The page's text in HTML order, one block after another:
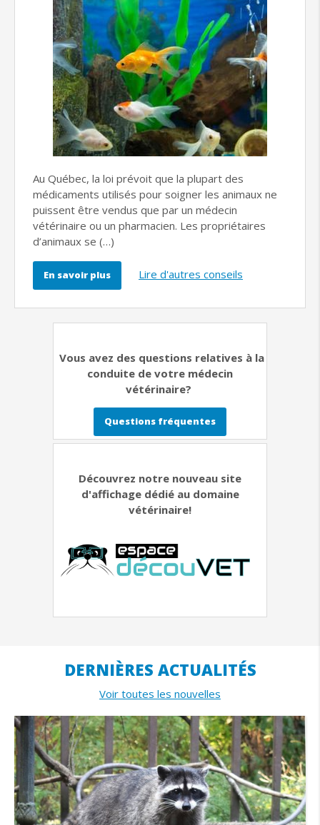
Au Québec, la loi prévoit que la plupart des
médicaments utilisés pour soigner les animaux ne
puissent être vendus que par un médecin
vétérinaire ou un pharmacien. Les propriétaires
d’animaux se (…)
En savoir plus Lire d'autres conseils
Vous avez des questions relatives à la
conduite de votre médecin
vétérinaire?
Questions fréquentes
Découvrez notre nouveau site
d'affichage dédié au domaine
vétérinaire!
DERNIÈRES ACTUALITÉS
Voir toutes les nouvelles